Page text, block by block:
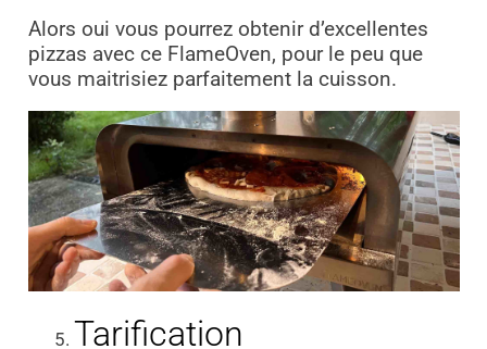
Alors oui vous pourrez obtenir d’excellentes
pizzas avec ce FlameOven, pour le peu que
vous maitrisiez parfaitement la cuisson.
Tarification